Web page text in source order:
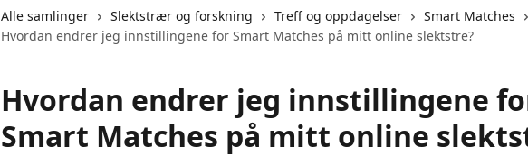
Alle samlinger Slektstrær og forskning Treff og oppdagelser
Smart Matches
Hvordan endrer jeg innstillingene for Smart Matches på mitt online slektstre?
Hvordan endrer jeg innstillingene
Smart Matches på mitt online